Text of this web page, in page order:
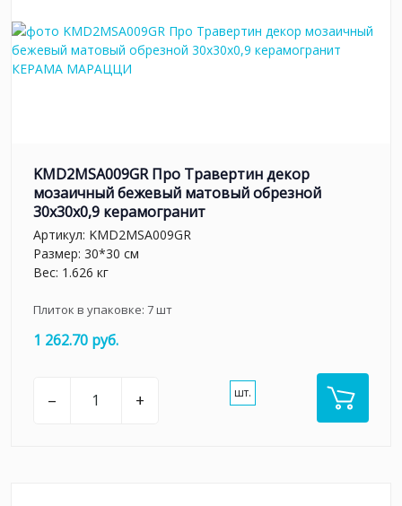
KMD2MSA009GR Про Травертин декор
мозаичный бежевый матовый обрезной
30x30x0,9 керамогранит
Артикул: KMD2MSA009GR
Размер: 30*30 см
Вес: 1.626 кг
Плиток в упаковке: 7шт
1 262.70 руб.
– + шт.